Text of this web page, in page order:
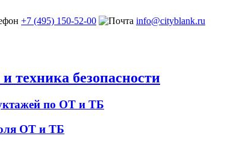
+7 (495) 150-52-00 info@cityblank.ru
техника безопасности
по ОТ и ТБ
ОТ и ТБ